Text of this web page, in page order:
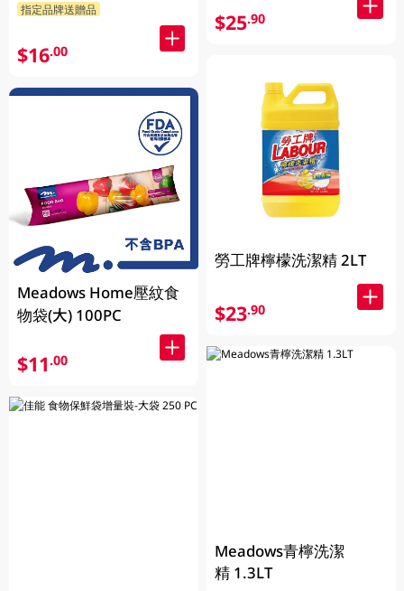
指定品牌送贈品
$16.00
Meadows Home壓紋食
物袋(大) 100PC
$11.00
$25.90
勞工牌檸檬洗潔精 2LT
$23.90
Meadows青檸洗潔
精 1.3LT